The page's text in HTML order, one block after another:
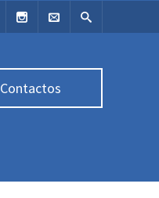
Contactos